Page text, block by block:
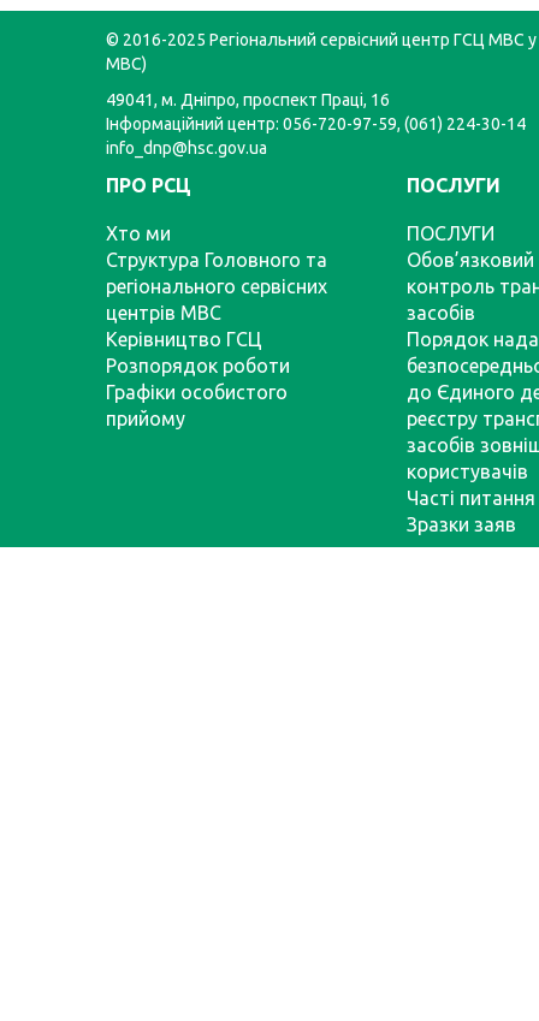
© 2016-2025 Регіональний сервісний центр ГСЦ МВС у
МВС)
49041, м. Дніпро, проспект Праці, 16
Інформаційний центр: 056-720-97-59, (061) 224-30-14
info_dnp@hsc.gov.ua
ПРО РСЦ
Хто ми
Структура Головного та
регіонального сервісних
центрів МВС
Керівництво ГСЦ
Розпорядок роботи
Графіки особистого
прийому
ПОСЛУГИ
ПОСЛУГИ
Обов’язковий
контроль
засобів
Порядок
до Єдиного
реєстру
засобів
користувачів
Часті питання
Зразки заяв